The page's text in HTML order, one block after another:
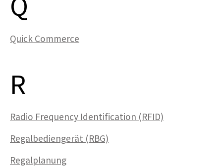
Quick Commerce
R
Radio Frequency Identification (RFID)
Regalbediengerät (RBG)
Regalplanung